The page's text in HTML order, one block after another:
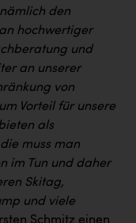
den
hochwertiger
und
an unserer
von
Vorteil für unsere
als
muss man
im Tun und daher
Skitag,
und viele
Schmitz einen